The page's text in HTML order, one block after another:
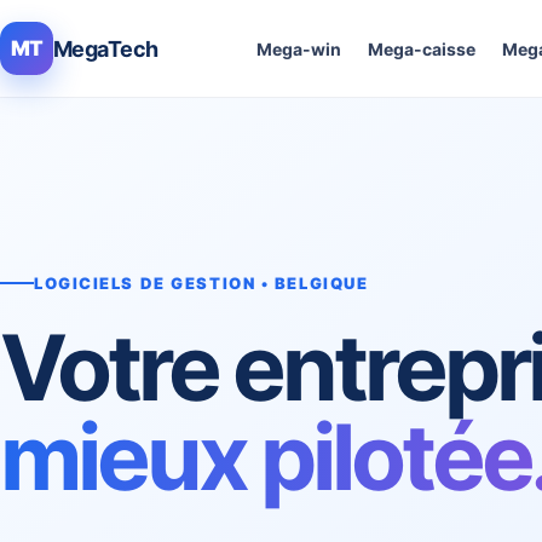
MT MegaTech Mega-win Mega-caisse
LOGICIELS DE GESTION • BELGIQUE
Votre
mieux